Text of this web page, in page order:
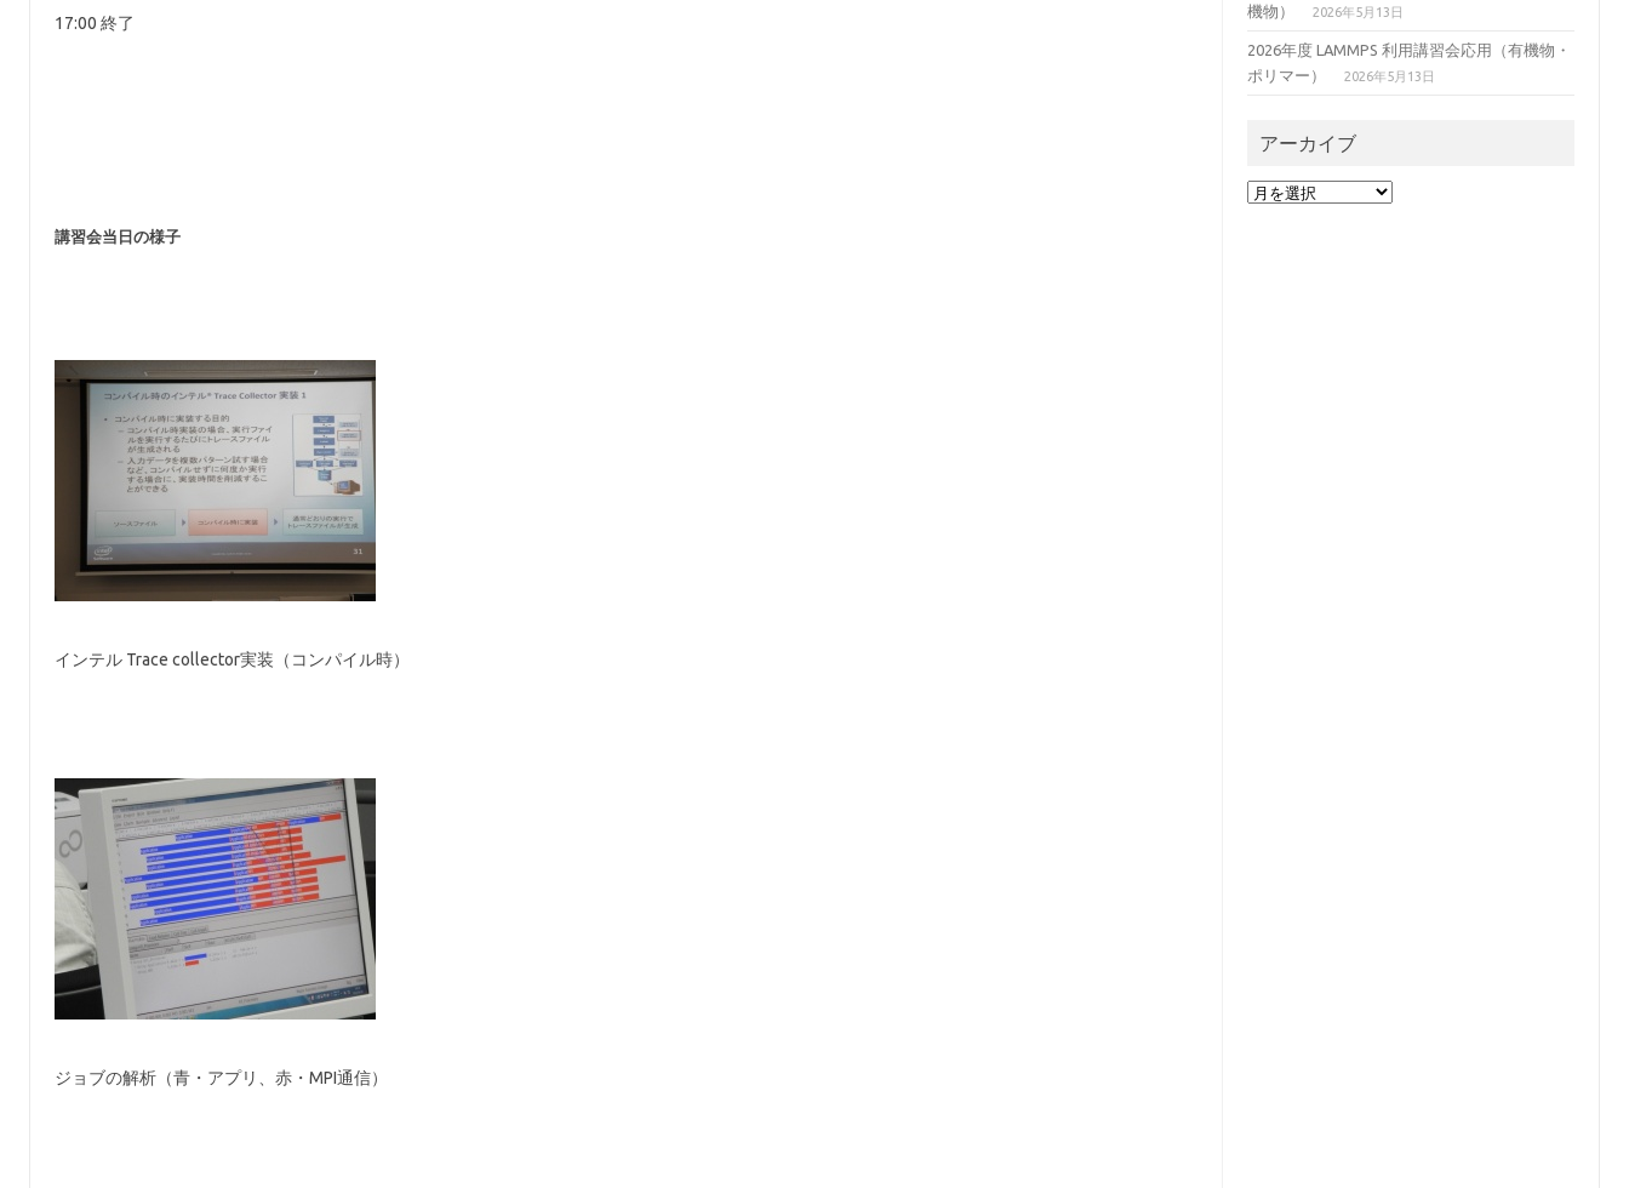
17:00 終了
講習会当日の様子
インテル Trace collector実装（コンパイル時）
ジョブの解析（青・アプリ、赤・MPI通信）
機物）
2026年5月13日
2026年度 LAMMPS 利用講習会応用（有機物・
ポリマー）
2026年5月13日
アーカイブ
ア